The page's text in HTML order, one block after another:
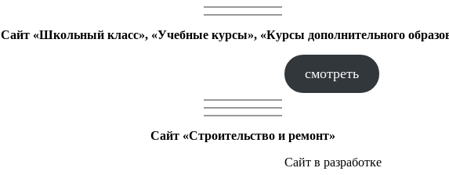
Сайт «Школьный класс», «Учебные курсы», «Курсы дополнительного
смотреть
Сайт «Строительство и ремонт»
Сайт в разработке